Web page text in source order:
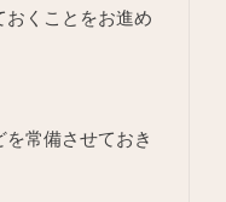
くことをお進め
常備させておき